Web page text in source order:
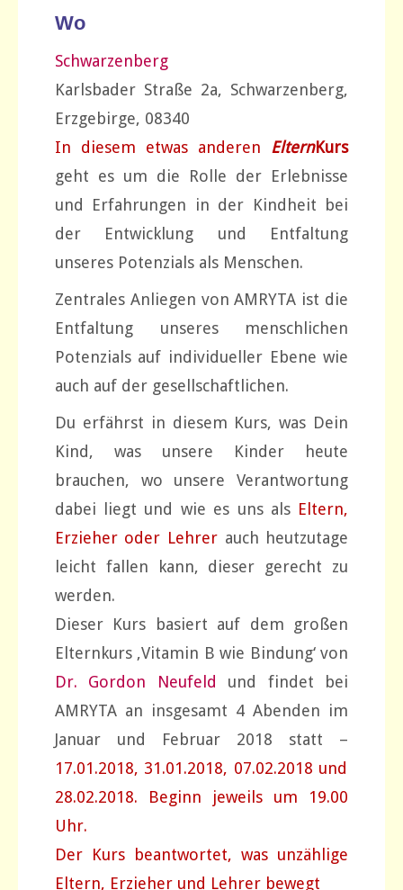
Wo
Schwarzenberg
Karlsbader Straße 2a, Schwarzenberg,
Erzgebirge, 08340
In diesem etwas anderen ElternKurs
geht es um die Rolle der Erlebnisse
und Erfahrungen in der Kindheit bei
der Entwicklung und Entfaltung
unseres Potenzials als Menschen.
Zentrales Anliegen von AMRYTA ist die
Entfaltung unseres menschlichen
Potenzials auf individueller Ebene wie
auch auf der gesellschaftlichen.
Du erfährst in diesem Kurs, was Dein
Kind, was unsere Kinder heute
brauchen, wo unsere Verantwortung
dabei liegt und wie es uns als Eltern,
Erzieher oder Lehrer auch heutzutage
leicht fallen kann, dieser gerecht zu
werden.
Dieser Kurs basiert auf dem großen
Elternkurs ‚Vitamin B wie Bindung‘ von
Dr. Gordon Neufeld
und findet bei
AMRYTA an insgesamt 4 Abenden im
Januar und Februar 2018 statt –
17.01.2018, 31.01.2018, 07.02.2018 und
28.02.2018. Beginn jeweils um 19.00
Uhr.
Der Kurs beantwortet, was unzählige
Eltern, Erzieher und Lehrer bewegt